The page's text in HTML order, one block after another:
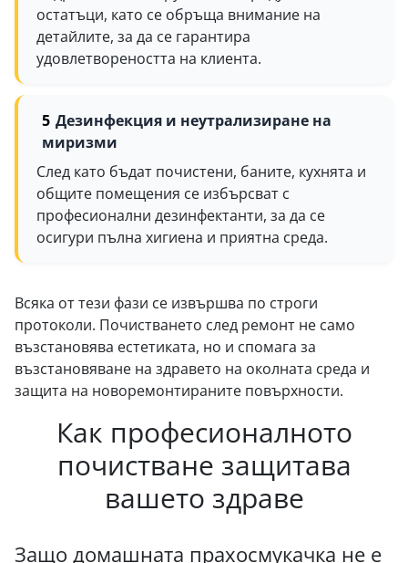
остатъци, като се обръща внимание на
детайлите, за да се гарантира
удовлетвореността на клиента.
Дезинфекция и неутрализиране на
миризми
След като бъдат почистени, баните, кухнята и
общите помещения се избърсват с
професионални дезинфектанти, за да се
осигури пълна хигиена и приятна среда.
Всяка от тези фази се извършва по строги
протоколи. Почистването след ремонт не само
възстановява естетиката, но и спомага за
възстановяване на здравето на околната среда и
защита на новоремонтираните повърхности.
Как професионалното
почистване защитава
вашето здраве
Защо домашната прахосмукачка не е